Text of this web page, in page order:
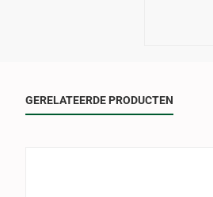
GERELATEERDE PRODUCTEN